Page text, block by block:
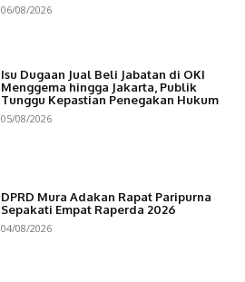
06/08/2026
Isu Dugaan Jual Beli Jabatan di OKI
Menggema hingga Jakarta, Publik
Tunggu Kepastian Penegakan Hukum
05/08/2026
DPRD Mura Adakan Rapat Paripurna
Sepakati Empat Raperda 2026
04/08/2026